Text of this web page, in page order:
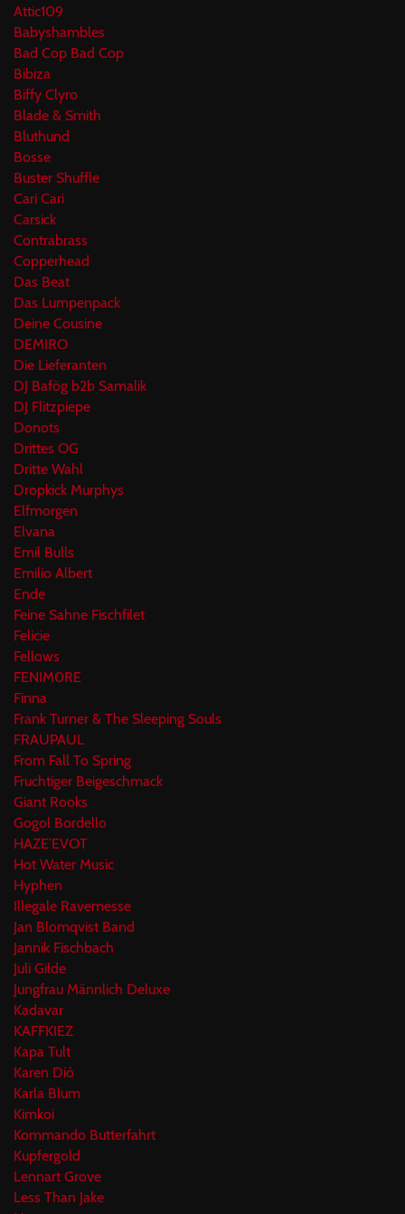
Attic109
Babyshambles
Bad Cop Bad Cop
Bibiza
Biffy Clyro
Blade & Smith
Bluthund
Bosse
Buster Shuffle
Cari Cari
Carsick
Contrabrass
Copperhead
Das Beat
Das Lumpenpack
Deine Cousine
DEMIRO
Die Lieferanten
DJ Bafög b2b Samalik
DJ Flitzpiepe
Donots
Drittes OG
Dritte Wahl
Dropkick Murphys
Elfmorgen
Elvana
Emil Bulls
Emilio Albert
Ende
Feine Sahne Fischfilet
Felicie
Fellows
FENIM0RE
Finna
Frank Turner & The Sleeping Souls
FRAUPAUL
From Fall To Spring
Fruchtiger Beigeschmack
Giant Rooks
Gogol Bordello
HAZE’EVOT
Hot Water Music
Hyphen
Illegale Ravemesse
Jan Blomqvist Band
Jannik Fischbach
Juli Gilde
Jungfrau Männlich Deluxe
Kadavar
KAFFKIEZ
Kapa Tult
Karen Dió
Karla Blum
Kimkoi
Kommando Butterfahrt
Kupfergold
Lennart Grove
Less Than Jake